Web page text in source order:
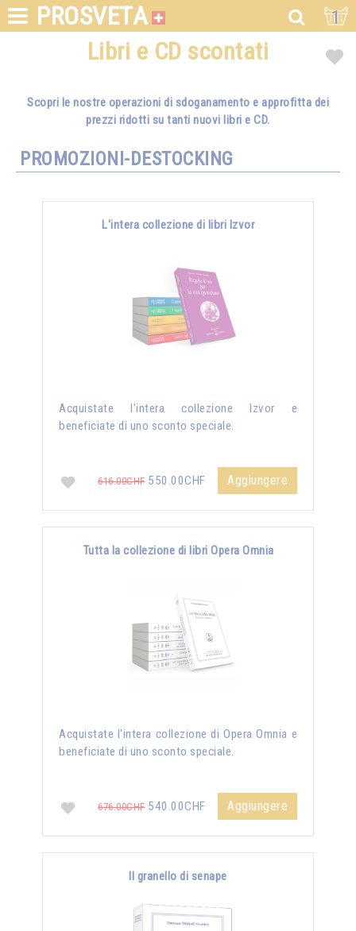
PROSVETA 1
Libri e CD scontati
Scopri le nostre operazioni di sdoganamento e approfitta dei
prezzi ridotti su tanti nuovi libri e CD.
PROMOZIONI-DESTOCKING
L'intera collezione di libri Izvor
Acquistate l'intera collezione Izvor e
beneficiate di uno sconto speciale.
616.00CHF550.00CHF Aggiungere
Tutta la collezione di libri Opera Omnia
Acquistate l'intera collezione di Opera Omnia e
beneficiate di uno sconto speciale.
676.00CHF540.00CHF Aggiungere
Il granello di senape